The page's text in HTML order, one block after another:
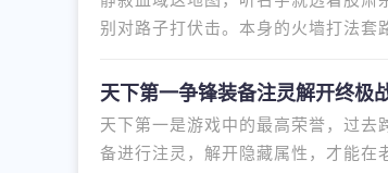
别对路子打伏击。本身的火墙打法套
天下第一争锋装备注灵解开终极
天下第一是游戏中的最高荣誉，过去
备进行注灵，解开隐藏属性，才能在